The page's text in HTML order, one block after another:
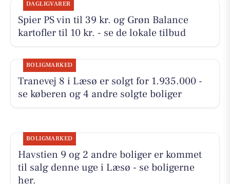
DAGLIGVARER
Spier PS vin til 39 kr. og Grøn Balance
kartofler til 10 kr. - se de lokale tilbud
BOLIGMARKED
Tranevej 8 i Læsø er solgt for 1.935.000 -
se køberen og 4 andre solgte boliger
BOLIGMARKED
Havstien 9 og 2 andre boliger er kommet
til salg denne uge i Læsø - se boligerne
her.